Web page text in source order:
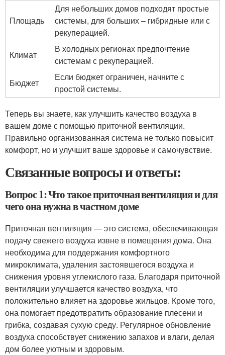
Площадь
Для небольших домов подходят простые
системы, для больших – гибридные или с
рекуперацией.
Климат
В холодных регионах предпочтение
системам с рекуперацией.
Бюджет
Если бюджет ограничен, начните с
простой системы.
Теперь вы знаете, как улучшить качество воздуха в
вашем доме с помощью приточной вентиляции.
Правильно организованная система не только повысит
комфорт, но и улучшит ваше здоровье и самочувствие.
Связанные вопросы и ответы:
Вопрос 1: Что такое приточная вентиляция и для
чего она нужна в частном доме
Приточная вентиляция — это система, обеспечивающая
подачу свежего воздуха извне в помещения дома. Она
необходима для поддержания комфортного
микроклимата, удаления застоявшегося воздуха и
снижения уровня углекислого газа. Благодаря приточной
вентиляции улучшается качество воздуха, что
положительно влияет на здоровье жильцов. Кроме того,
она помогает предотвратить образование плесени и
грибка, создавая сухую среду. Регулярное обновление
воздуха способствует снижению запахов и влаги, делая
дом более уютным и здоровым.